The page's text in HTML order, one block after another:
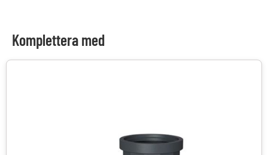
Komplettera med